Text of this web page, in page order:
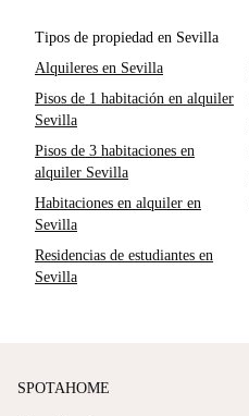
Tipos de propiedad en Sevilla
Alquileres en Sevilla
Pisos de 1 habitación en alquiler
Sevilla
Pisos de 3 habitaciones en
alquiler Sevilla
Habitaciones en alquiler en
Sevilla
Residencias de estudiantes en
Sevilla
SPOTAHOME